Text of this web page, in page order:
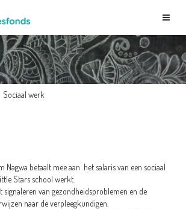
Sociaal werk
Nagwa betaalt mee aan het salaris van een sociaal
Stars school werkt.
signaleren van gezondheidsproblemen en de
naar de verpleegkundigen.